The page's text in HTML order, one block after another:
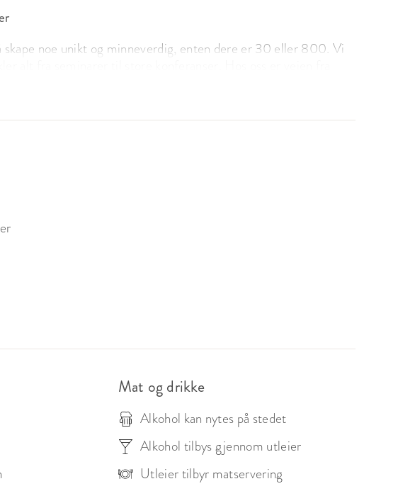
skape noe unikt og minneverdig, enten dere er 30 eller 800. Vi
Mat og drikke
Alkohol kan nytes på stedet
Alkohol tilbys gjennom utleier
Utleier tilbyr matservering